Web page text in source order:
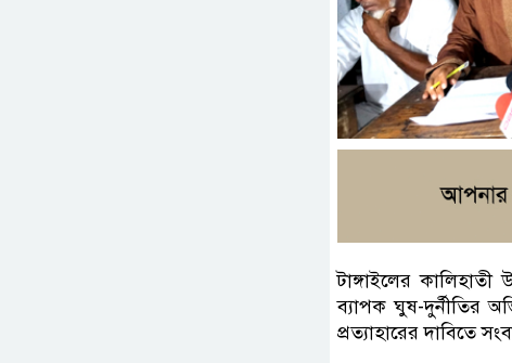
টাঙ্গাইলের
ব্যাপক ঘুষ-দুর্নীতির
প্রত্যাহারের দাবিতে